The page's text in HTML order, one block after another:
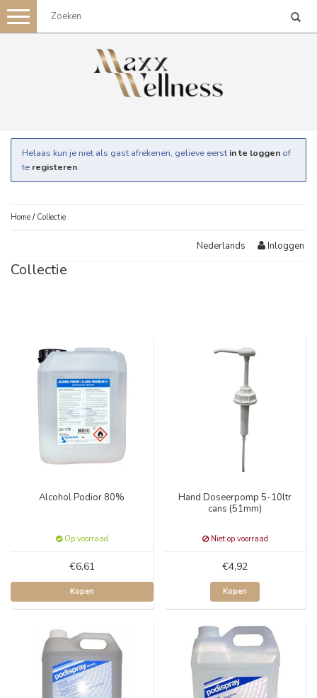
Toggle
navigation
Helaas kun je niet als gast afrekenen, gelieve eerst in te loggen of
te registeren.
Home / Collectie
Nederlands Inloggen
Collectie
Alcohol Podior 80%
Op voorraad
€6,61
Kopen
Hand Doseerpomp 5-10ltr
cans (51mm)
Niet op voorraad
€4,92
Kopen